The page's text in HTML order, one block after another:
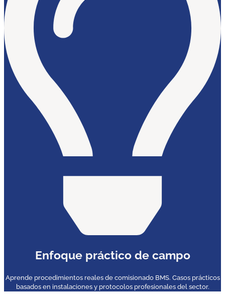
Enfoque práctico de campo
Aprende procedimientos reales de comisionado BMS. Casos prácticos
basados en instalaciones y protocolos profesionales del sector.